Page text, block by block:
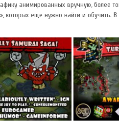
анимированных вручную, более
которых еще нужно найти и обучить.